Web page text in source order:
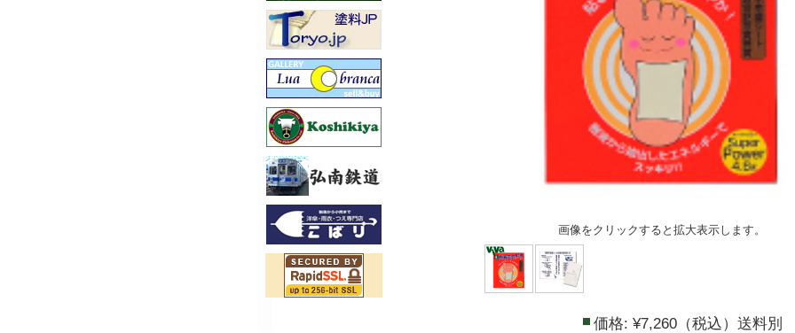
画像をクリックすると拡大表示します。
価格: ¥7,260（税込）送料別